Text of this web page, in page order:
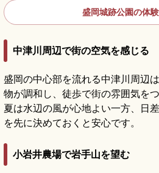
盛岡城跡公園の体
中津川周辺で街の空気を感じる
盛岡の中心部を流れる中津川周辺
物が調和し、徒歩で街の雰囲気を
夏は水辺の風が心地よい一方、日
を先に決めておくと安心です。
小岩井農場で岩手山を望む